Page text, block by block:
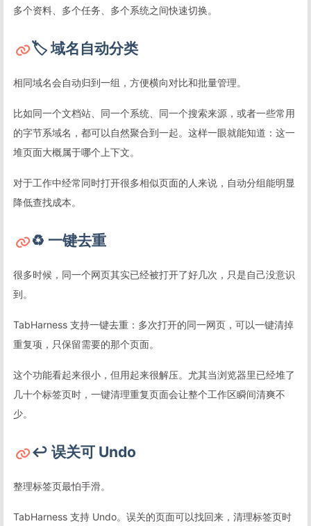
多个资料、多个任务、多个系统之间快速切换。
🏷 域名自动分类
相同域名会自动归到一组，方便横向对比和批量管理。
比如同一个文档站、同一个系统、同一个搜索来源，或者一些常用
的字节系域名，都可以自然聚合到一起。这样一眼就能知道：这一
堆页面大概属于哪个上下文。
对于工作中经常同时打开很多相似页面的人来说，自动分组能明显
降低查找成本。
♻️ 一键去重
很多时候，同一个网页其实已经被打开了好几次，只是自己没意识
到。
TabHarness 支持一键去重：多次打开的同一网页，可以一键清掉
重复项，只保留需要的那个页面。
这个功能看起来很小，但用起来很解压。尤其当浏览器里已经堆了
几十个标签页时，一键清理重复页面会让整个工作区瞬间清爽不
少。
↩️ 误关可 Undo
整理标签页最怕手滑。
TabHarness 支持 Undo。误关的页面可以找回来，清理标签页时